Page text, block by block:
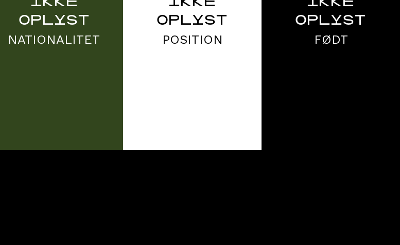
IKKE
OPLYST
NATIONALITET
IKKE
OPLYST
POSITION
IKKE
OPLYST
FØDT